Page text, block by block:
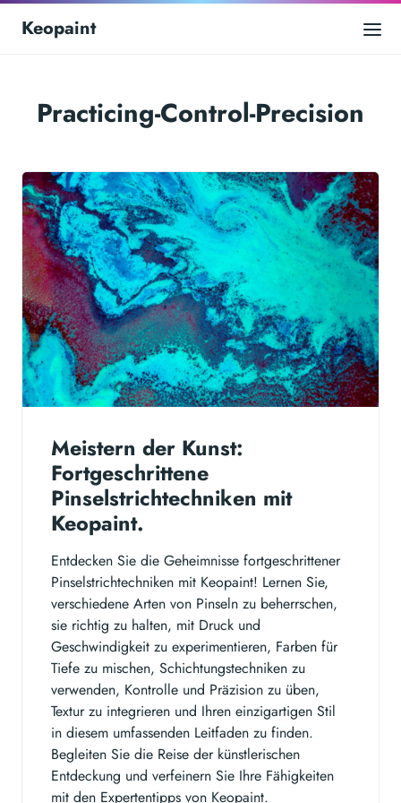
Keopaint
Practicing-Control-Precision
Meistern der Kunst:
Fortgeschrittene
Pinselstrichtechniken mit
Keopaint.
Entdecken Sie die Geheimnisse fortgeschrittener
Pinselstrichtechniken mit Keopaint! Lernen Sie,
verschiedene Arten von Pinseln zu beherrschen,
sie richtig zu halten, mit Druck und
Geschwindigkeit zu experimentieren, Farben für
Tiefe zu mischen, Schichtungstechniken zu
verwenden, Kontrolle und Präzision zu üben,
Textur zu integrieren und Ihren einzigartigen Stil
in diesem umfassenden Leitfaden zu finden.
Begleiten Sie die Reise der künstlerischen
Entdeckung und verfeinern Sie Ihre Fähigkeiten
mit den Expertentipps von Keopaint.